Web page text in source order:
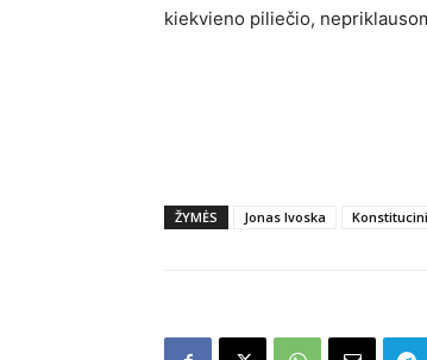
kiekvieno piliečio,
ŽYMĖS Jonas Ivoska